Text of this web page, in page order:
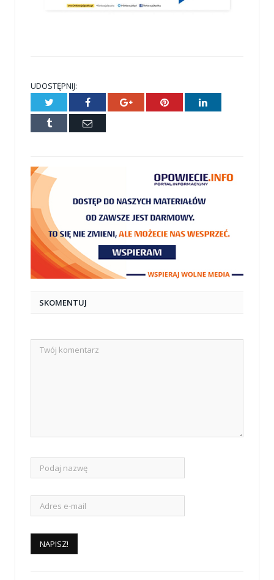
UDOSTĘPNIJ:
Twitter Facebook Google+ Pinterest LinkedIn
Tumblr
E-
SKOMENTUJ